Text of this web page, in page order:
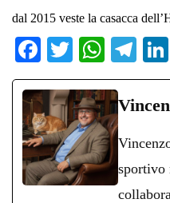
dal 2015 veste la casacca
Fa
ce
bo
ok
T
wi
tte
r
W
ha
ts
A
pp
Te
le
gr
m
sportivo